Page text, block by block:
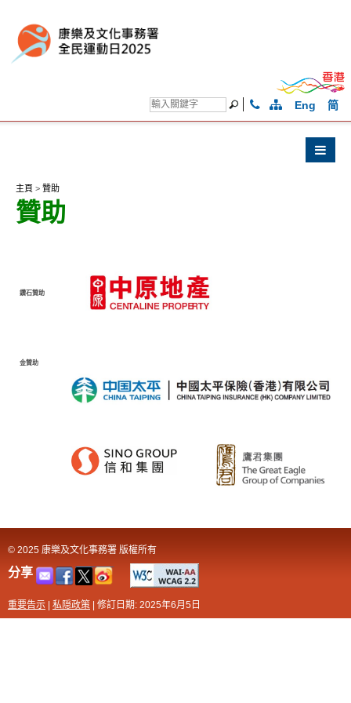
Eng 简
主頁 > 贊助
贊助
鑽石贊助
金贊助
© 2025 康樂及文化事務署 版權所有
分享
重要告示 私隠政策 修訂日期: 2025年6月5日